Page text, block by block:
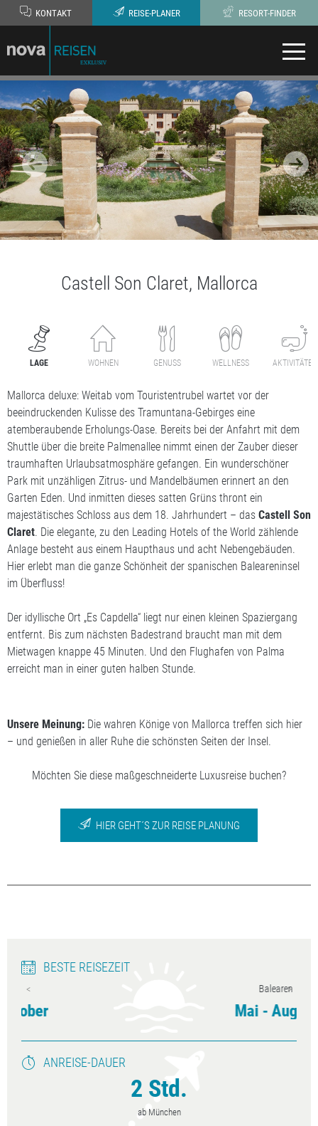
KONTAKT REISE-PLANER RESORT-FINDER
Castell Son Claret, Mallorca
LAGE WOHNEN GENUSS WELLNESS AKTIVITÄTEN
Mallorca deluxe: Weitab vom Touristentrubel wartet vor der
beeindruckenden Kulisse des Tramuntana-Gebirges eine
atemberaubende Erholungs-Oase. Bereits bei der Anfahrt mit dem
Shuttle über die breite Palmenallee nimmt einen der Zauber dieser
traumhaften Urlaubsatmosphäre gefangen. Ein wunderschöner
Park mit unzähligen Zitrus- und Mandelbäumen erinnert an den
Garten Eden. Und inmitten dieses satten Grüns thront ein
majestätisches Schloss aus dem 18. Jahrhundert – das Castell Son
Claret. Die elegante, zu den Leading Hotels of the World zählende
Anlage besteht aus einem Haupthaus und acht Nebengebäuden.
Hier erlebt man die ganze Schönheit der spanischen Baleareninsel
im Überfluss!
Der idyllische Ort „Es Capdella“ liegt nur einen kleinen Spaziergang
entfernt. Bis zum nächsten Badestrand braucht man mit dem
Mietwagen knappe 45 Minuten. Und den Flughafen von Palma
erreicht man in einer guten halben Stunde.
Unsere Meinung: Die wahren Könige von Mallorca treffen sich hier
– und genießen in aller Ruhe die schönsten Seiten der Insel.
Möchten Sie diese maßgeschneiderte Luxusreise buchen?
HIER GEHT´S ZUR REISE PLANUNG
BESTE REISEZEIT
ANREISE-DAUER
2 Std.
ab München